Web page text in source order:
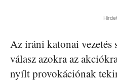
Az iráni katonai vezetés
válasz azokra az
nyílt provokációnak